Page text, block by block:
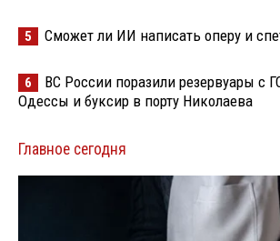
5 Сможет ли ИИ написать оперу и
6
ВС России поразили резервуары с
Одессы и буксир в порту Николаева
Главное сегодня